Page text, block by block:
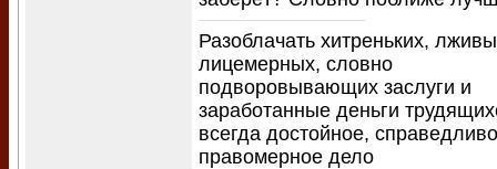
Разоблачать хитреньких,
лицемерных, словно
подворовывающих заслуги и
заработанные деньги
всегда достойное,
правомерное дело